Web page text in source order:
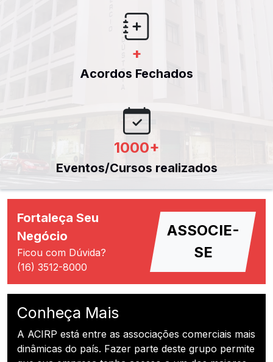
+
Acordos Fechados
1000+
Eventos/Cursos realizados
Fortaleça Seu
Negócio
Ficou com Dúvida?
(16) 3512-8000
ASSOCIE-
SE
Conheça Mais
A ACIRP está entre as associações comerciais mais
dinâmicas do país. Fazer parte deste grupo permite